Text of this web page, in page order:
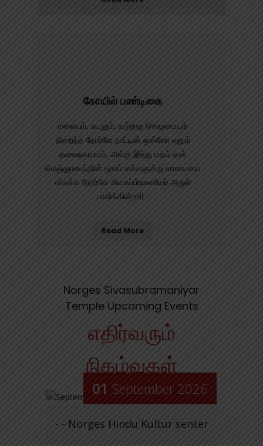
கோயில் பண்டிகை
மலையும், கடலும், வற்றாத செழுமையும்
நிறைந்த நோர்வே நாட்டின் ஒஸ்லோ எனும்
தலைநகரமாம், அங்கு இந்து மதம் தன்
மெஞ்ஞானத்தின் மூலம் மக்களுக்கு மாயையை
விலக்க நோர்வே சிவசுப்பிரமணியர் அருள்
பாலிக்கின்றார் .
Read More
Norges Sivasubramaniyar
Temple Upcoming Events
எதிர்வரும்
நிகழ்வுகள்
01 September 2026
- - Norges Hindu Kultur senter